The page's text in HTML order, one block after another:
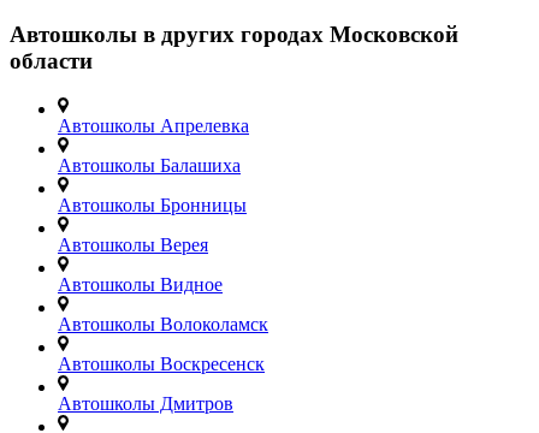
Автошколы в других городах Московской
области
Автошколы Апрелевка
Автошколы Балашиха
Автошколы Бронницы
Автошколы Верея
Автошколы Видное
Автошколы Волоколамск
Автошколы Воскресенск
Автошколы Дмитров